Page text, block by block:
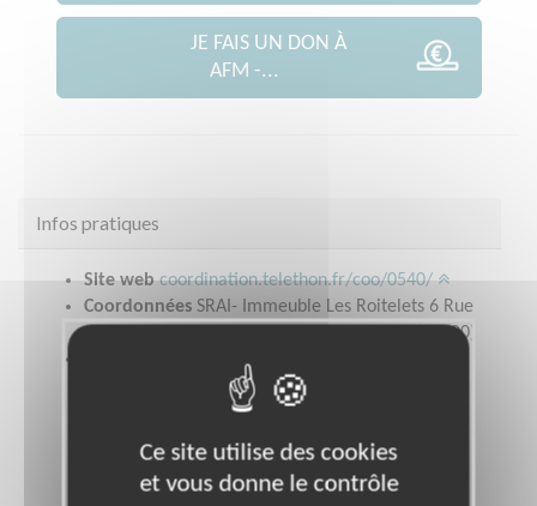
JE FAIS UN DON À
AFM -...
Infos pratiques
Site web coordination.telethon.fr/coo/0540/
Coordonnées SRAI- Immeuble Les Roitelets 6 Rue
du Luxembourg VANDOEUVRE LES NANCY (54500)
Ouvrir le plan d'accès
Ce site utilise des cookies
et vous donne le contrôle